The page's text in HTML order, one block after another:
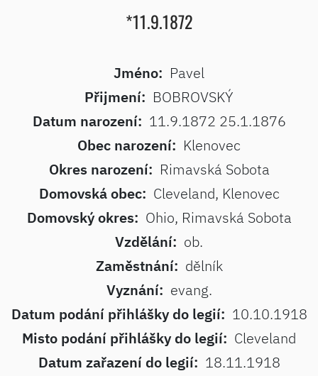
*11.9.1872
Jméno: Pavel
Přijmení: BOBROVSKÝ
Datum narození: 11.9.1872 25.1.1876
Obec narození: Klenovec
Okres narození: Rimavská Sobota
Domovská obec: Cleveland, Klenovec
Domovský okres: Ohio, Rimavská Sobota
Vzdělání: ob.
Zaměstnání: dělník
Vyznání: evang.
Datum podání přihlášky do legií: 10.10.1918
Misto podání přihlášky do legií: Cleveland
Datum zařazení do legií: 18.11.1918